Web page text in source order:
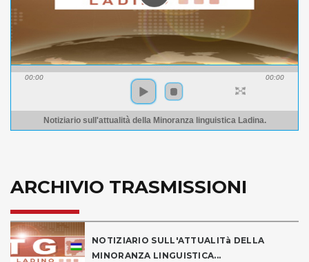
00:00 00:00
Notiziario sull'attualità della Minoranza linguistica Ladina.
ARCHIVIO TRASMISSIONI
NOTIZIARIO SULL'ATTUALITà DELLA
MINORANZA LINGUISTICA...